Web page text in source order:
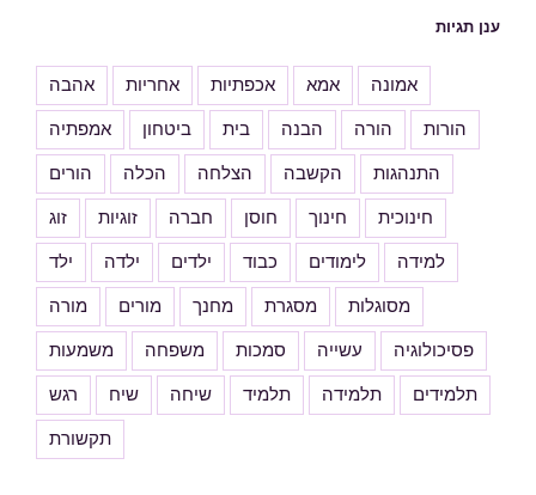
ענן תגיות
אהבה אחריות אכפתיות אמא אמונה
אמפתיה ביטחון בית הבנה הורה הורות
הורים הכלה הצלחה הקשבה התנהגות
זוג זוגיות חברה חוסן חינוך חינוכית
ילד ילדה ילדים כבוד לימודים למידה
מורה מורים מחנך מסגרת מסוגלות
משמעות משפחה סמכות עשייה פסיכולוגיה
רגש שיח שיחה תלמיד תלמידה תלמידים
תקשורת